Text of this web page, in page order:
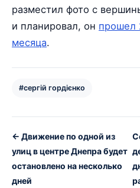
разместил фото с
и планировал, он прошел
месяца.
#сергій гордієнко
← Движение по одной из
улиц в центре Днепра будет
остановлено на несколько
дней